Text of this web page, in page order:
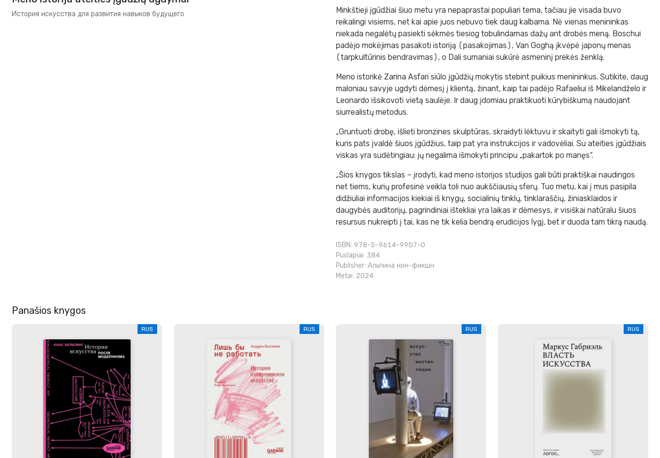
История искусства для развития навыков будущего
Minkštieji įgūdžiai šiuo metu yra nepaprastai populiari tema, tačiau jie visada buvo
reikalingi visiems, net kai apie juos nebuvo tiek daug kalbama. Nė vienas menininkas
niekada negalėtų pasiekti sėkmės tiesiog tobulindamas dažų ant drobės meną. Boschui
padėjo mokėjimas pasakoti istoriją (pasakojimas), Van Goghą įkvėpė japonų menas
(tarpkultūrinis bendravimas), o Dali sumaniai sukūrė asmeninį prekės ženklą.
Meno istorikė Zarina Asfari siūlo įgūdžių mokytis stebint puikius menininkus. Sutikite, daug
maloniau savyje ugdyti dėmesį į klientą, žinant, kaip tai padėjo Rafaeliui iš Mikelandželo ir
Leonardo išsikovoti vietą saulėje. Ir daug įdomiau praktikuoti kūrybiškumą naudojant
siurrealistų metodus.
„Gruntuoti drobę, išlieti bronzines skulptūras, skraidyti lėktuvu ir skaityti gali išmokyti tą,
kuris pats įvaldė šiuos įgūdžius, taip pat yra instrukcijos ir vadovėliai. Su ateities įgūdžiais
viskas yra sudėtingiau: jų negalima išmokyti principu „pakartok po manęs“.
„Šios knygos tikslas – įrodyti, kad meno istorijos studijos gali būti praktiškai naudingos
net tiems, kurių profesinė veikla toli nuo aukščiausių sferų. Tuo metu, kai į mus pasipila
didžiuliai informacijos kiekiai iš knygų, socialinių tinklų, tinklaraščių, žiniasklaidos ir
daugybės auditorijų, pagrindiniai ištekliai yra laikas ir dėmesys, ir visiškai natūralu šiuos
resursus nukreipti į tai, kas ne tik kelia bendrą erudicijos lygį, bet ir duoda tam tikrą naudą.
ISBN: 978-5-9614-9907-0
Puslapiai: 384
Publisher: Альпина нон-фикшн
Metai: 2024
Panašios knygos
RUS RUS RUS RUS